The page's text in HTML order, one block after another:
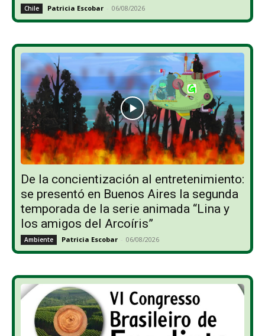
Chile Patricia Escobar - 06/08/2026
De la concientización al entretenimiento:
se presentó en Buenos Aires la segunda
temporada de la serie animada “Lina y
los amigos del Arcoíris”
Ambiente Patricia Escobar - 06/08/2026